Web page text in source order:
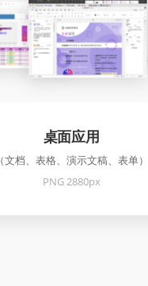
桌面应用
（文档、表格、演示文稿、表单）
PNG 2880px